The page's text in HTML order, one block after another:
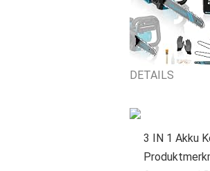
DETAILS
3 IN 1 Akku